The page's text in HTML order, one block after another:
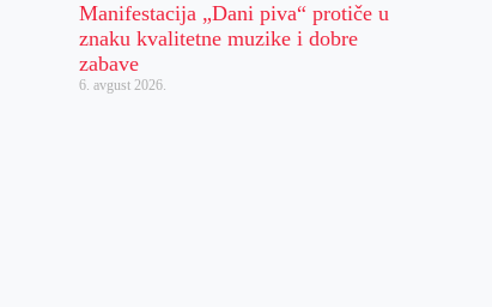
Manifestacija „Dani piva“ protiče u
znaku kvalitetne muzike i dobre
zabave
6. avgust 2026.